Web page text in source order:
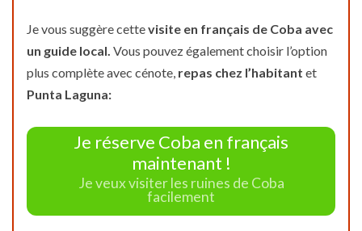
Je vous suggère cettevisite en français de Coba avec
un guide local. Vous pouvez également choisir l’option
plus complète avec cénote, repas chez l’habitant et
Punta Laguna:
Je réserve Coba en français
maintenant !
Je veux visiter les ruines de Coba
facilement